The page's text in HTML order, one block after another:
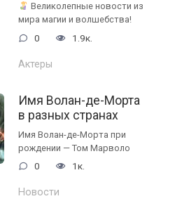
Великолепные новости из
мира магии и волшебства!
0 1.9к.
Актеры
Имя Волан-де-Морта
в разных странах
Имя Волан-де-Морта при
рождении — Том Марволо
0 1к.
Новости